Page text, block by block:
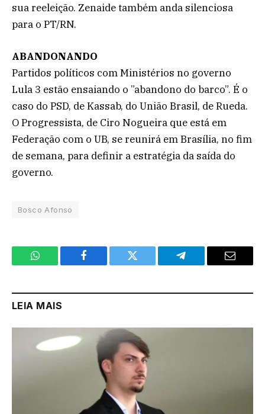
sua reeleição. Zenaide também anda silenciosa
para o PT/RN.
ABANDONANDO
Partidos políticos com Ministérios no governo
Lula 3 estão ensaiando o ”abandono do barco”. É o
caso do PSD, de Kassab, do União Brasil, de Rueda.
O Progressista, de Ciro Nogueira que está em
Federação com o UB, se reunirá em Brasília, no fim
de semana, para definir a estratégia da saída do
governo.
Bosco Afonso
WhatsApp Facebook Twitter Telegram Email
LEIA MAIS